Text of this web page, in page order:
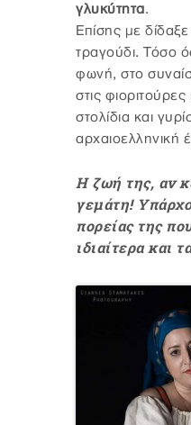
γλυκύτητα.
Επίσης με
τραγούδι. Τόσο
φωνή, στο
στις φιοριτούρες
στολίδια και
αρχαιοελληνική
Η ζωή της, αν
γεμάτη!
πορείας της
ιδιαίτερα και